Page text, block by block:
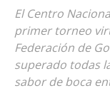
El Centro
primer torneo
Federación de
superado todas
sabor de boca